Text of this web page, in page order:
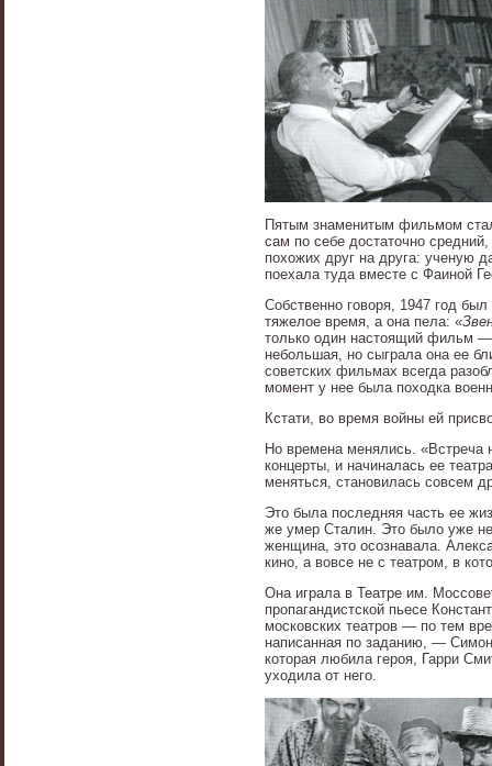
Пятым знаменитым фильмом
сам по себе достаточно
похожих друг на друга: ученую
поехала туда вместе с Фаиной
Собственно говоря, 1947 год
тяжелое время, а она пела: «
только один настоящий фильм
небольшая, но сыграла она ее
советских фильмах всегда
момент у нее была походка
Кстати, во время войны ей
Но времена менялись. «Встреча
концерты, и начиналась ее
меняться, становилась совсем
Это была последняя часть ее
же умер Сталин. Это было уже
женщина, это осознавала.
кино, а вовсе не с театром, в
Она играла в Театре им.
пропагандистской пьесе
московских театров — по тем
написанная по заданию, —
которая любила героя, Гарри
уходила от него.